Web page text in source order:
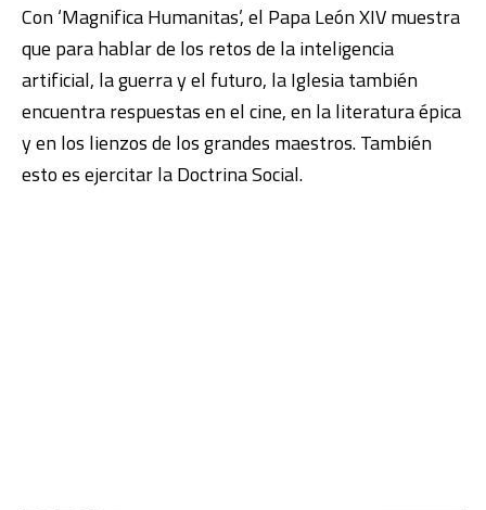
Con ‘Magnifica Humanitas’, el Papa León XIV muestra
que para hablar de los retos de la inteligencia
artificial, la guerra y el futuro, la Iglesia también
encuentra respuestas en el cine, en la literatura épica
y en los lienzos de los grandes maestros. También
esto es ejercitar la Doctrina Social.